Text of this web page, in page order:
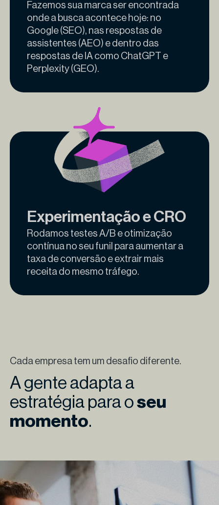
Fazemos sua marca ser encontrada
onde a busca acontece hoje: no
Google (SEO), nas respostas de
assistentes (AEO) e dentro das
respostas de IA como ChatGPT e
Perplexity (GEO).
Experimentação e CRO
Rodamos testes A/B e otimização
contínua no seu funil para aumentar a
taxa de conversão e extrair mais
receita do mesmo tráfego.
Cada empresa tem um desafio diferente.
A gente adapta a
estratégia para oseu
momento.